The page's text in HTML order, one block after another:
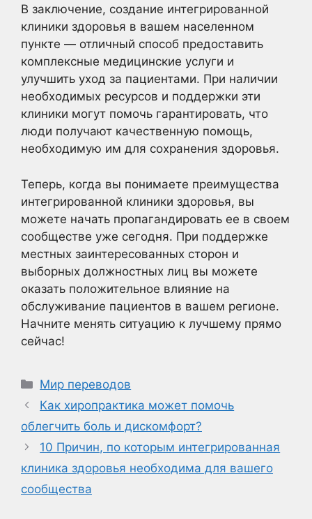
В заключение, создание интегрированной
клиники здоровья в вашем населенном
пункте — отличный способ предоставить
комплексные медицинские услуги и
улучшить уход за пациентами. При наличии
необходимых ресурсов и поддержки эти
клиники могут помочь гарантировать, что
люди получают качественную помощь,
необходимую им для сохранения здоровья.
Теперь, когда вы понимаете преимущества
интегрированной клиники здоровья, вы
можете начать пропагандировать ее в своем
сообществе уже сегодня. При поддержке
местных заинтересованных сторон и
выборных должностных лиц вы можете
оказать положительное влияние на
обслуживание пациентов в вашем регионе.
Начните менять ситуацию к лучшему прямо
сейчас!
Рубрики
Мир переводов
Как хиропрактика может помочь
облегчить боль и дискомфорт?
10 Причин, по которым интегрированная
клиника здоровья необходима для вашего
сообщества